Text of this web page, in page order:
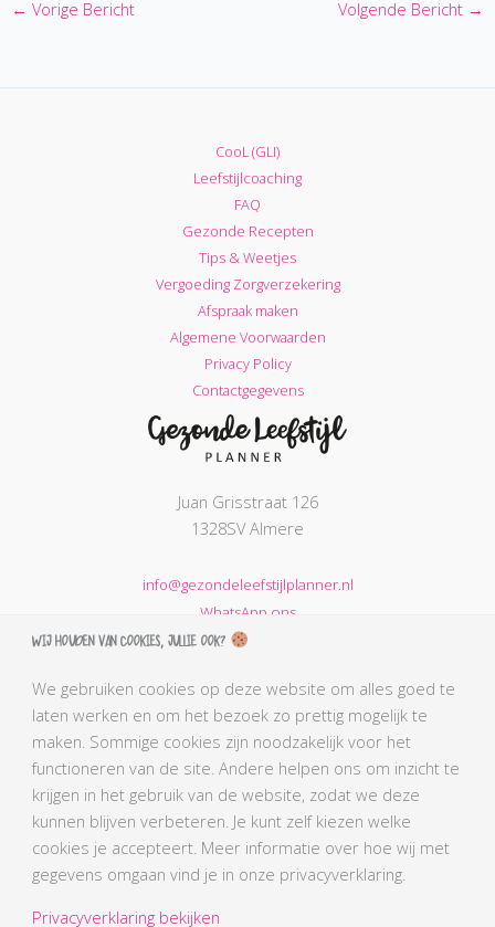
← Vorige Bericht Volgende Bericht →
CooL (GLI)
Leefstijlcoaching
FAQ
Gezonde Recepten
Tips & Weetjes
Vergoeding Zorgverzekering
Afspraak maken
Algemene Voorwaarden
Privacy Policy
Contactgegevens
Juan Grisstraat 126
1328SV Almere
info@gezondeleefstijlplanner.nl
WhatsApp ons
KVK nummer: 68664621
BTW nummer: NL002203974B31
AGB-code Praktijk: 90069212
AGB-code Zorgverlener Simone: 90110291
Kabiz registratienummer: 18106656784
BLCN lidnummer: L0761
BGN lidnummer Simone: 4407
Wij houden van cookies, jullie ook?
We gebruiken cookies op deze website om alles goed te
laten werken en om het bezoek zo prettig mogelijk te
maken. Sommige cookies zijn noodzakelijk voor het
functioneren van de site. Andere helpen ons om inzicht te
krijgen in het gebruik van de website, zodat we deze
kunnen blijven verbeteren. Je kunt zelf kiezen welke
cookies je accepteert. Meer informatie over hoe wij met
gegevens omgaan vind je in onze privacyverklaring.
Privacyverklaring bekijken